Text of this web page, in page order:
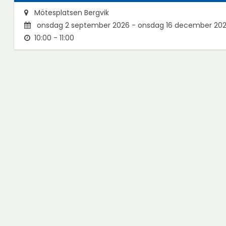
Mötesplatsen Bergvik
onsdag 2 september 2026 - onsdag 16 december
10:00 - 11:00